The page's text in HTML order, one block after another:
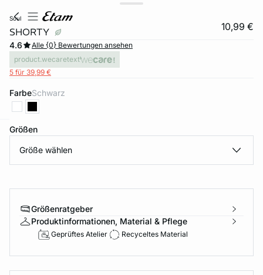
soul
SHORTY 10,99 €
4.6
Alle {0} Bewertungen ansehen
product.wecaretext
5 für 39,99 €
Farbe schwarz
Größen
Größe wählen
Größenratgeber
Produktinformationen, Material & Pflege
Geprüftes Atelier Recyceltes Material